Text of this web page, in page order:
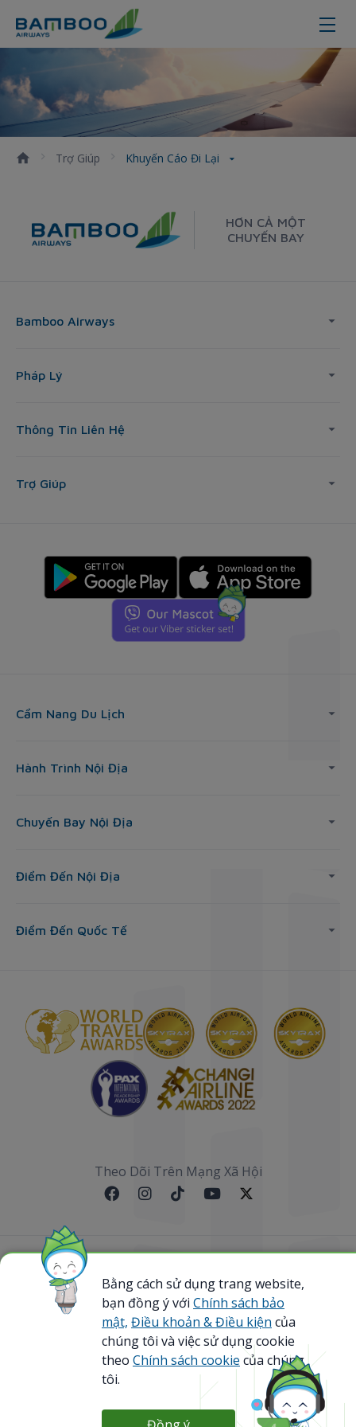
Khuyến cáo đi lại
Trợ Giúp Khuyến Cáo Đi Lại
HƠN CẢ MỘT
CHUYẾN BAY
Bamboo Airways
Pháp Lý
Thông Tin Liên Hệ
Trợ Giúp
Cẩm Nang Du Lịch
Hành Trình Nội Địa
Chuyến Bay Nội Địa
Điểm Đến Nội Địa
Điểm Đến Quốc Tế
Theo Dõi Trên Mạng Xã Hội
Sơ đồ website
@ 2023 Bamboo Airways Copyright. All Rights
Reserved.
Business Registration Code: 0107867370
Bằng cách sử dụng trang website,
bạn đồng ý với Chính sách bảo
mật, Điều khoản & Điều kiện của
chúng tôi và việc sử dụng cookie
theo Chính sách cookie của chúng
tôi.